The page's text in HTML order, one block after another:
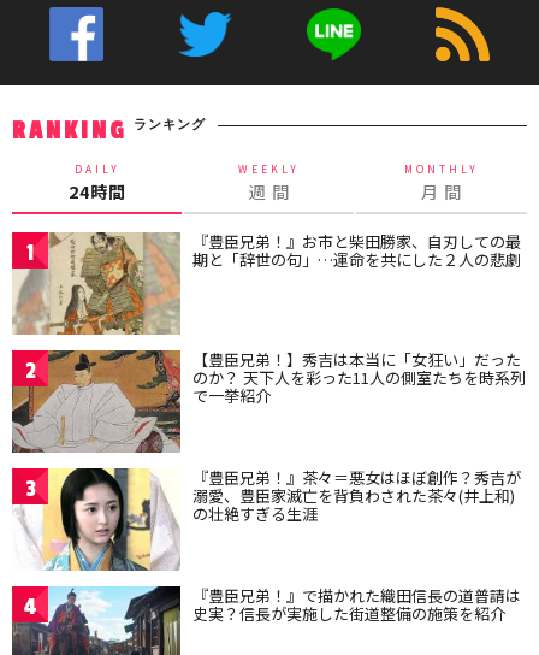
RANKING ランキング
DAILY
24時間
WEEKLY
週 間
MONTHLY
月 間
1 『豊臣兄弟！』お市と柴田勝家、自刃しての最
期と「辞世の句」…運命を共にした２人の悲劇
2 【豊臣兄弟！】秀吉は本当に「女狂い」だった
のか？ 天下人を彩った11人の側室たちを時系列
で一挙紹介
3 『豊臣兄弟！』茶々＝悪女はほぼ創作？秀吉が
溺愛、豊臣家滅亡を背負わされた茶々(井上和)
の壮絶すぎる生涯
4 『豊臣兄弟！』で描かれた織田信長の道普請は
史実？信長が実施した街道整備の施策を紹介